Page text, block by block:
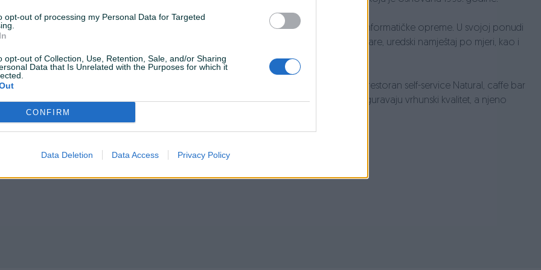
opt-out of processing my Personal Data for Targeted
opt-out of Collection, Use, Retention, Sale, and/or Sharing
Data that Is Unrelated with the Purposes for which it
CONFIRM
Data Deletion Data Access Privacy Policy
– kada, tuš kabina, hidromasažnih sustava, centralnog grijanja, bijele tehnike i informatičke opreme. U svojoj ponudi
vrtni i egzotični namještaj te masažne fotelje. Također nudi kuhinje, plakare, uredski namještaj po mjeri, kao i
koja je 2008. godine renovirana u moderni objekat u sklopu kojega se nalazi restoran self-service Natural, caffe bar
Svi segmenti benzinske postaje AT Kerametal pružaju Vam ugodni ambijent te osiguravaju vrhunski kvalitet, a njeno